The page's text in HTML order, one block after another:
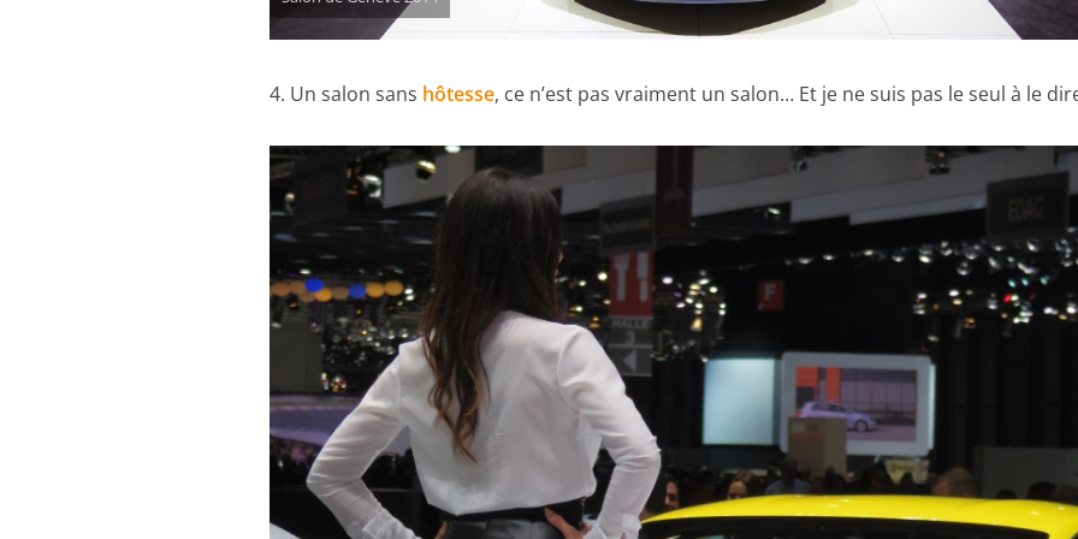
4. Un salon sans hôtesse, ce n’est pas vraiment un salon… Et je ne suis pas le seul à le